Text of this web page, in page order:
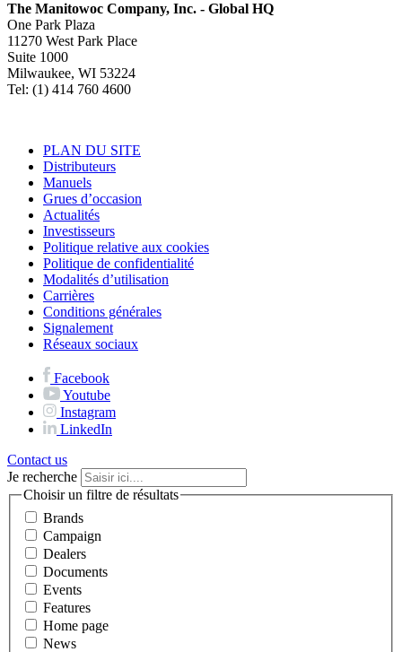
The Manitowoc Company, Inc. - Global HQ
One Park Plaza
11270 West Park Place
Suite 1000
Milwaukee, WI 53224
Tel: (1) 414 760 4600
PLAN DU SITE
Distributeurs
Manuels
Grues d’occasion
Actualités
Investisseurs
Politique relative aux cookies
Politique de confidentialité
Modalités d’utilisation
Carrières
Conditions générales
Signalement
Réseaux sociaux
Facebook
Youtube
Instagram
LinkedIn
Contact us
Je recherche
Choisir un filtre de résultats
Brands
Campaign
Dealers
Documents
Events
Features
Home page
News